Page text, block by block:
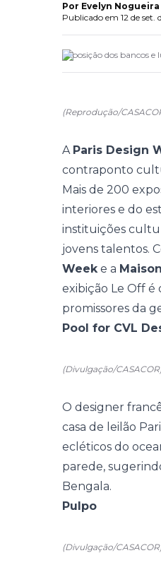
Por Evelyn Nogueira
Publicado em 12 de set.
Exposição dos bancos e
(Reprodução/
A Paris Design
contraponto
Mais de 200
interiores e do
instituições
jovens talentos.
Weeke a
exibição Le Off
promissores da
Pool for CVL
(Divulgação/
O designer
casa de leilão
ecléticos do
parede,
Bengala.
Pulpo
(Divulgação/